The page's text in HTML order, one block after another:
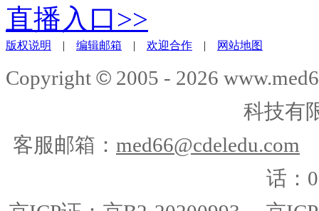
直播入口>>
版权说明 | 编辑邮箱 | 欢迎合作 | 网站地图
Copyright © 2005 - 2026
科技有
客服邮箱： med66@cdeledu.com
话：